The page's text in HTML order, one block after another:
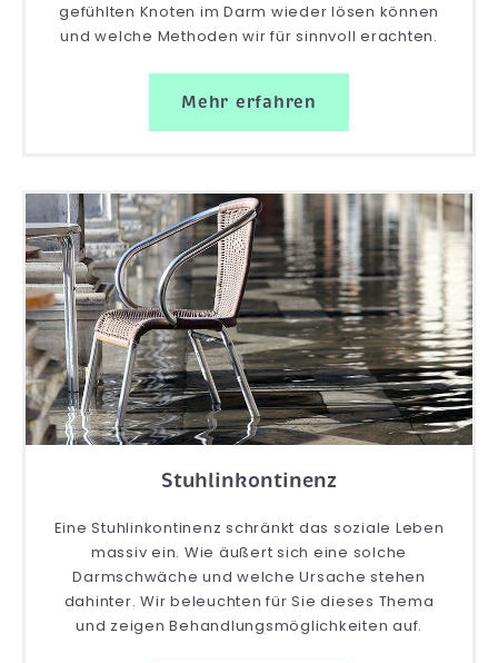
gefühlten Knoten im Darm wieder lösen können
und welche Methoden wir für sinnvoll erachten.
Mehr erfahren
Stuhlinkontinenz
Eine Stuhlinkontinenz schränkt das soziale Leben
massiv ein. Wie äußert sich eine solche
Darmschwäche und welche Ursache stehen
dahinter. Wir beleuchten für Sie dieses Thema
und zeigen Behandlungsmöglichkeiten auf.